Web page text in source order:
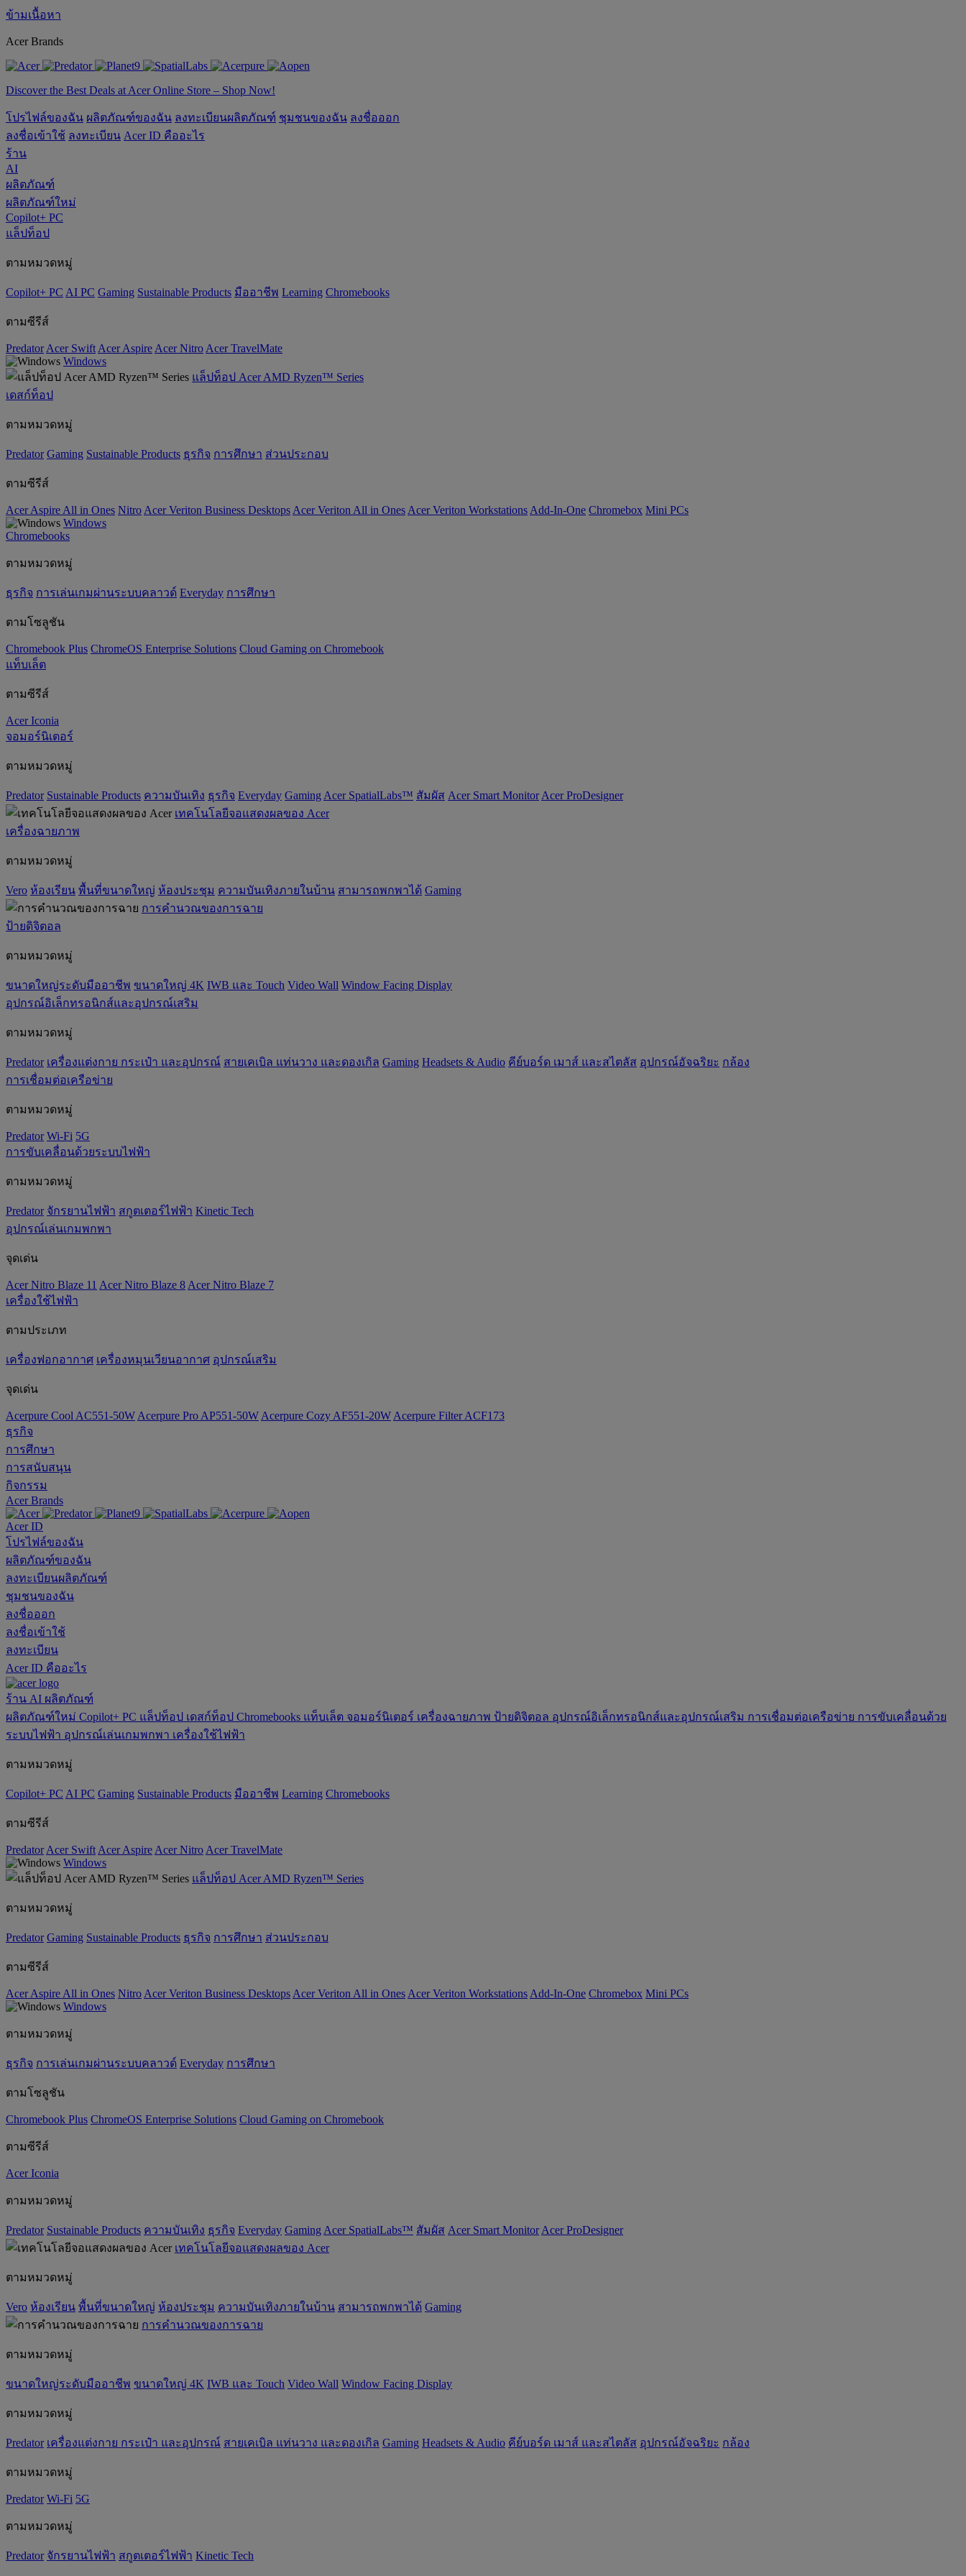
ข้ามเนื้อหา
Acer Brands
Discover the Best Deals at Acer Online Store – Shop Now!
โปรไฟล์ของฉัน ผลิตภัณฑ์ของฉัน ลงทะเบียนผลิตภัณฑ์ ชุมชนของฉัน ลงชื่อออก
ลงชื่อเข้าใช้ ลงทะเบียน Acer ID คืออะไร
ร้าน
AI
ผลิตภัณฑ์
ผลิตภัณฑ์ใหม่
Copilot+ PC
แล็ปท็อป
ตามหมวดหมู่
Copilot+ PC AI PC Gaming ‌Sustainable Products มืออาชีพ ‌Learning Chromebooks
ตามซีรีส์
Predator Acer Swift Acer Aspire Acer Nitro Acer TravelMate
Windows
แล็ปท็อป Acer AMD Ryzen™ Series
เดสก์ท็อป
ตามหมวดหมู่
Predator Gaming ‌Sustainable Products ธุรกิจ การศึกษา ส่วนประกอบ
ตามซีรีส์
Acer Aspire All in Ones Nitro Acer Veriton Business Desktops Acer Veriton All in Ones Acer Veriton Workstations Add-In-One Chromebox Mini PCs
Windows
Chromebooks
ตามหมวดหมู่
ธุรกิจ การเล่นเกมผ่านระบบคลาวด์ Everyday การศึกษา
ตามโซลูชัน
Chromebook Plus ChromeOS Enterprise Solutions Cloud Gaming on Chromebook
แท็บเล็ต
ตามซีรีส์
Acer Iconia
จอมอร์นิเตอร์
ตามหมวดหมู่
Predator ‌Sustainable Products ความบันเทิง ธุรกิจ Everyday Gaming Acer SpatialLabs™ สัมผัส Acer Smart Monitor Acer ProDesigner
เทคโนโลยีจอแสดงผลของ Acer
เครื่องฉายภาพ
ตามหมวดหมู่
Vero ห้องเรียน พื้นที่ขนาดใหญ่ ห้องประชุม ความบันเทิงภายในบ้าน สามารถพกพาได้ Gaming
การคำนวณของการฉาย
ป้ายดิจิตอล
ตามหมวดหมู่
ขนาดใหญ่ระดับมืออาชีพ ขนาดใหญ่ 4K IWB และ Touch Video Wall Window Facing Display
อุปกรณ์อิเล็กทรอนิกส์และอุปกรณ์เสริม
ตามหมวดหมู่
Predator เครื่องแต่งกาย กระเป๋า และอุปกรณ์ สายเคเบิล แท่นวาง และดองเกิล Gaming ‌Headsets & Audio คีย์บอร์ด เมาส์ และสไตลัส อุปกรณ์อัจฉริยะ กล้อง
การเชื่อมต่อเครือข่าย
ตามหมวดหมู่
Predator Wi-Fi 5G
การขับเคลื่อนด้วยระบบไฟฟ้า
ตามหมวดหมู่
Predator จักรยานไฟฟ้า สกูตเตอร์ไฟฟ้า Kinetic Tech
อุปกรณ์เล่นเกมพกพา
จุดเด่น
Acer Nitro Blaze 11 Acer Nitro Blaze 8 Acer Nitro Blaze 7
เครื่องใช้ไฟฟ้า
ตามประเภท
เครื่องฟอกอากาศ เครื่องหมุนเวียนอากาศ อุปกรณ์เสริม
จุดเด่น
Acerpure Cool AC551-50W Acerpure Pro AP551-50W Acerpure Cozy AF551-20W Acerpure Filter ACF173
ธุรกิจ
การศึกษา
การสนับสนุน
กิจกรรม
Acer Brands
Acer ID
โปรไฟล์ของฉัน
ผลิตภัณฑ์ของฉัน
ลงทะเบียนผลิตภัณฑ์
ชุมชนของฉัน
ลงชื่อออก
ลงชื่อเข้าใช้
ลงทะเบียน
Acer ID คืออะไร
ร้าน AI ผลิตภัณฑ์
ผลิตภัณฑ์ใหม่ Copilot+ PC แล็ปท็อป เดสก์ท็อป Chromebooks แท็บเล็ต จอมอร์นิเตอร์ เครื่องฉายภาพ ป้ายดิจิตอล อุปกรณ์อิเล็กทรอนิกส์และอุปกรณ์เสริม การเชื่อมต่อเครือข่าย การขับเคลื่อนด้วย
ระบบไฟฟ้า อุปกรณ์เล่นเกมพกพา เครื่องใช้ไฟฟ้า
ตามหมวดหมู่
Copilot+ PC AI PC Gaming ‌Sustainable Products มืออาชีพ ‌Learning Chromebooks
ตามซีรีส์
Predator Acer Swift Acer Aspire Acer Nitro Acer TravelMate
Windows
แล็ปท็อป Acer AMD Ryzen™ Series
ตามหมวดหมู่
Predator Gaming ‌Sustainable Products ธุรกิจ การศึกษา ส่วนประกอบ
ตามซีรีส์
Acer Aspire All in Ones Nitro Acer Veriton Business Desktops Acer Veriton All in Ones Acer Veriton Workstations Add-In-One Chromebox Mini PCs
Windows
ตามหมวดหมู่
ธุรกิจ การเล่นเกมผ่านระบบคลาวด์ Everyday การศึกษา
ตามโซลูชัน
Chromebook Plus ChromeOS Enterprise Solutions Cloud Gaming on Chromebook
ตามซีรีส์
Acer Iconia
ตามหมวดหมู่
Predator ‌Sustainable Products ความบันเทิง ธุรกิจ Everyday Gaming Acer SpatialLabs™ สัมผัส Acer Smart Monitor Acer ProDesigner
เทคโนโลยีจอแสดงผลของ Acer
ตามหมวดหมู่
Vero ห้องเรียน พื้นที่ขนาดใหญ่ ห้องประชุม ความบันเทิงภายในบ้าน สามารถพกพาได้ Gaming
การคำนวณของการฉาย
ตามหมวดหมู่
ขนาดใหญ่ระดับมืออาชีพ ขนาดใหญ่ 4K IWB และ Touch Video Wall Window Facing Display
ตามหมวดหมู่
Predator เครื่องแต่งกาย กระเป๋า และอุปกรณ์ สายเคเบิล แท่นวาง และดองเกิล Gaming ‌Headsets & Audio คีย์บอร์ด เมาส์ และสไตลัส อุปกรณ์อัจฉริยะ กล้อง
ตามหมวดหมู่
Predator Wi-Fi 5G
ตามหมวดหมู่
Predator จักรยานไฟฟ้า สกูตเตอร์ไฟฟ้า Kinetic Tech